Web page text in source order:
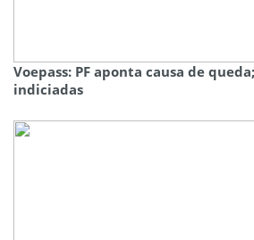
Voepass: PF aponta causa de
indiciadas